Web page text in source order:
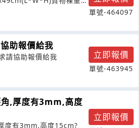
單號-464097
助報價給我
請協助報價給我
立即報價
單號-463945
,厚度有3mm,高度
度有3mm,高度15cm?
立即報價